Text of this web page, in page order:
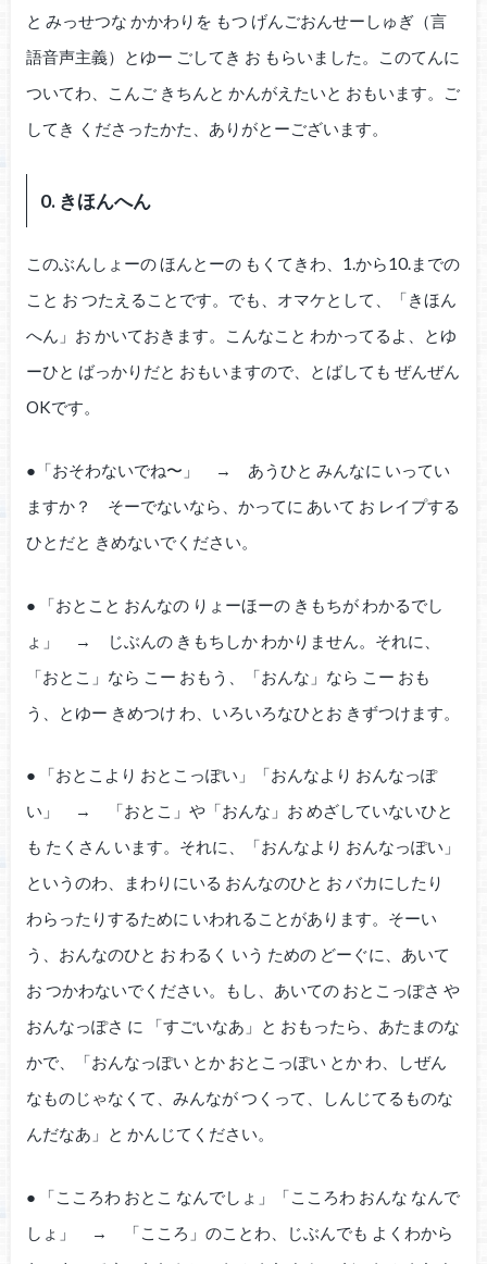
と みっせつな かかわりを もつ げんごおんせーしゅぎ（言
語音声主義）とゆー ごしてき お もらいました。このてんに
ついてわ、こんご きちんと かんがえたいと おもいます。ご
してき くださったかた、ありがとーございます。
0. きほんへん
このぶんしょーの ほんとーの もくてきわ、1.から10.までの
こと お つたえることです。でも、オマケとして、「きほん
へん」お かいておきます。こんなこと わかってるよ、とゆ
ーひと ばっかりだと おもいますので、とばしても ぜんぜん
OKです。
●「おそわないでね〜」 → あうひと みんなに いってい
ますか？ そーでないなら、かってに あいて お レイプする
ひとだと きめないでください。
● 「おとこと おんなの りょーほーの きもちが わかるでし
ょ」 → じぶんの きもちしか わかりません。それに、
「おとこ」なら こー おもう、「おんな」なら こー おも
う、とゆー きめつけ わ、いろいろなひとお きずつけます。
● 「おとこより おとこっぽい」「おんなより おんなっぽ
い」 → 「おとこ」や「おんな」お めざしていないひと
も たくさん います。それに、「おんなより おんなっぽい」
というのわ、まわりにいる おんなのひと お バカにしたり
わらったりするために いわれることがあります。そーい
う、おんなのひと お わるく いう ための どーぐに、あいて
お つかわないでください。もし、あいての おとこっぽさ や
おんなっぽさ に 「すごいなあ」と おもったら、あたまのな
かで、「おんなっぽい とか おとこっぽい とか わ、しぜん
なものじゃなくて、みんなが つくって、しんじてるものな
んだなあ」と かんじてください。
● 「こころわ おとこ なんでしょ」「こころわ おんな なんで
しょ」 → 「こころ」のことわ、じぶんでも よくわから